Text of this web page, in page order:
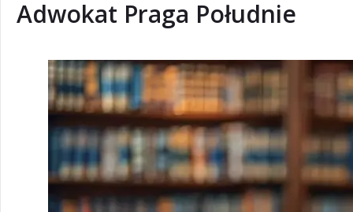
Adwokat Praga Południe